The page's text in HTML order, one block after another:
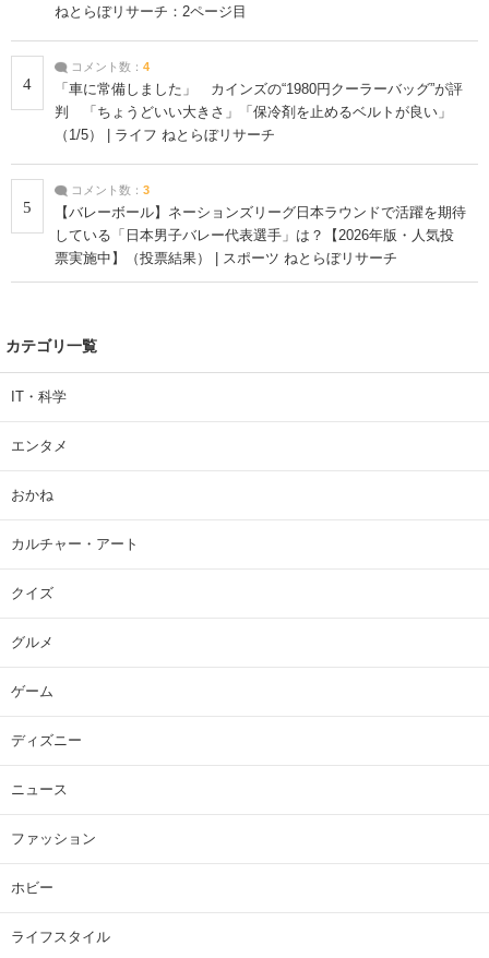
ねとらぼリサーチ：2ページ目
4
コメント数： 4
「車に常備しました」 カインズの“1980円クーラーバッグ”が評
判 「ちょうどいい大きさ」「保冷剤を止めるベルトが良い」
（1/5） | ライフ ねとらぼリサーチ
5
コメント数： 3
【バレーボール】ネーションズリーグ日本ラウンドで活躍を期待
している「日本男子バレー代表選手」は？【2026年版・人気投
票実施中】（投票結果） | スポーツ ねとらぼリサーチ
カテゴリ一覧
IT・科学
エンタメ
おかね
カルチャー・アート
クイズ
グルメ
ゲーム
ディズニー
ニュース
ファッション
ホビー
ライフスタイル